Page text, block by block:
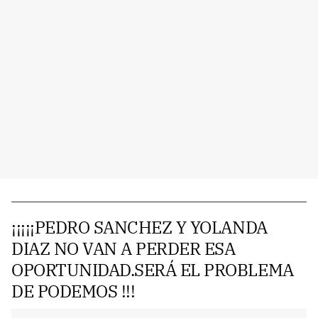
¡¡¡¡¡PEDRO SANCHEZ Y YOLANDA
DIAZ NO VAN A PERDER ESA
OPORTUNIDAD.SERÁ EL PROBLEMA
DE PODEMOS !!!